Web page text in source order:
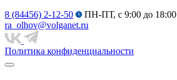
8 (84456) 2-12-50
ПН-ПТ, с 9:00 до 18:00
ra_olhov@volganet.ru
Политика конфиденциальности